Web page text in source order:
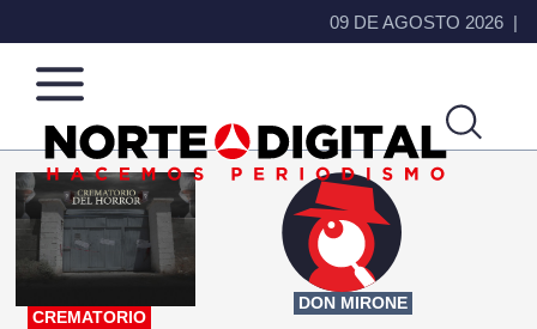
09 DE AGOSTO 2026
Norte
de
Ciudad
Más
que
noticias,
hacemos periodismo
CREMATORIO
DON MIRONE